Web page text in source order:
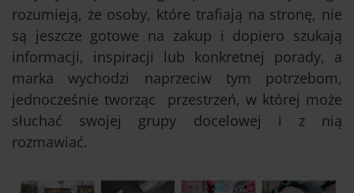
rozumieją, że osoby, które trafiają na stronę, nie
są jeszcze gotowe na zakup i dopiero szukają
informacji, inspiracji lub konkretnej porady, a
marka wychodzi naprzeciw tym potrzebom,
jednocześnie tworząc przestrzeń, w której może
słuchać swojej grupy docelowej i z nią
rozmawiać.